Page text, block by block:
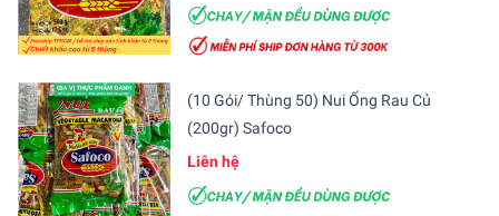
(10 Gói/ Thùng 50) Nui Ống Rau Củ
(200gr) Safoco
Liên hệ